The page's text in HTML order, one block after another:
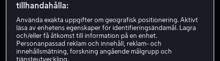
tillhandahålla:
Använda exakta uppgifter om geografisk positionering. Aktivt
läsa av enhetens egenskaper för identifieringsändamål. Lagra
och/eller få åtkomst till information på en enhet.
Personanpassad reklam och innehåll, reklam- och
innehållsmätning, forskning angående målgrupp och
tjänsteutveckling.